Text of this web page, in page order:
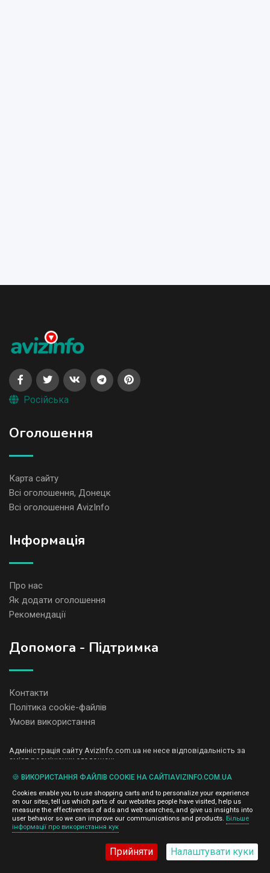
Російська
Оголошення
Карта сайту
Всі оголошення, Донецк
Всі оголошення AvizInfo
Iнформація
Про нас
Як додати оголошення
Рекомендації
Допомога - Підтримка
Контакти
Політика cookie-файлів
Умови використання
Адміністрація сайту AvizInfo.com.ua не несе відповідальність за
зміст розміщених оголошень.
і не продаємо особисту інформацію зареєстрованих користувачів
AvizInfo.com.ua третім особам. Ми не відповідаємо за правила
конфіденційності сайтів на які посилається AvizInfo.com.ua. На
деяких сторінках нашого сайту представлена реклама Google
Adsense Advertising Network. Щоб дізнатися детальніше про
правила конфіденційності Google
🍪 ВИКОРИСТАННЯ ФАЙЛІВ COOKIE НА САЙТІAVIZINFO.COM.UA
Cookies enable you to use shopping carts and to personalize your experience
on our sites, tell us which parts of our websites people have visited, help us
measure the effectiveness of ads and web searches, and give us insights into
user behavior so we can improve our communications and products. Більше
інформації про використання кук
Прийняти Налаштувати куки